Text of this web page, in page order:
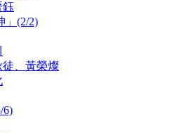
鈺
」(2/2)
徒、黃榮燦
6)